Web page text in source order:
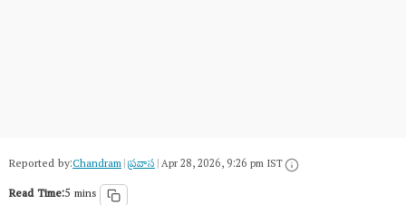
Reported by:Chandram|ప్రవాస|Apr 28, 2026, 9:26 pm IST
Read Time:5 mins